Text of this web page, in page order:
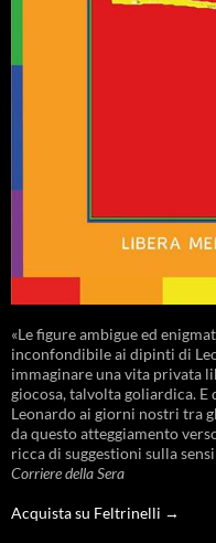
«Le figure ambigue ed
inconfondibile ai dipinti di
immaginare una vita privata
giocosa, talvolta goliardica.
Leonardo ai giorni nostri tra
da questo atteggiamento
ricca di suggestioni sulla
Corriere della Sera
Acquista su Feltrinelli →